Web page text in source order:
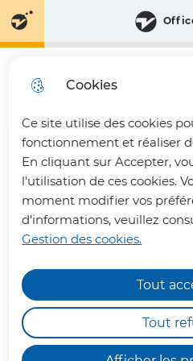
Cookies
Ce site utilise des cookies
fonctionnement et réaliser
En cliquant sur Accepter,
l'utilisation de ces cookies.
moment modifier vos
d'informations, veuillez
Gestion des cookies.
Tout
Tout
menu
Aller à la
INFOS
Les déchèteries
en-Vermandois,
Communauté de Communes
GOUY
Annuaire des communes